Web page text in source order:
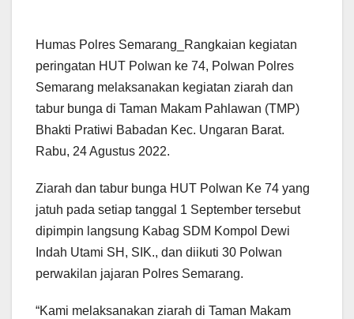
Humas Polres Semarang_Rangkaian kegiatan
peringatan HUT Polwan ke 74, Polwan Polres
Semarang melaksanakan kegiatan ziarah dan
tabur bunga di Taman Makam Pahlawan (TMP)
Bhakti Pratiwi Babadan Kec. Ungaran Barat.
Rabu, 24 Agustus 2022.
Ziarah dan tabur bunga HUT Polwan Ke 74 yang
jatuh pada setiap tanggal 1 September tersebut
dipimpin langsung Kabag SDM Kompol Dewi
Indah Utami SH, SIK., dan diikuti 30 Polwan
perwakilan jajaran Polres Semarang.
“Kami melaksanakan ziarah di Taman Makam